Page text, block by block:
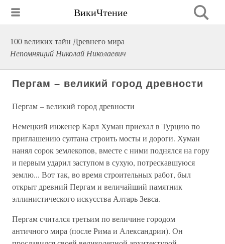
ВикиЧтение
100 великих тайн Древнего мира
Непомнящий Николай Николаевич
Пергам – великий город древности
Пергам – великий город древности
Немецкий инженер Карл Хуман приехал в Турцию по
приглашению султана строить мосты и дороги. Хуман
нанял сорок землекопов, вместе с ними поднялся на гору
и первым ударил заступом в сухую, потрескавшуюся
землю... Вот так, во время строительных работ, был
открыт древний Пергам и величайший памятник
эллинистического искусства Алтарь Зевса.
Пергам считался третьим по величине городом
античного мира (после Рима и Александрии). Он